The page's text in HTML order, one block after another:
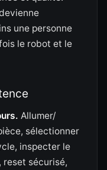
une personne
le robot et le
Allumer/
sélectionner
inspecter le
reset sécurisé,